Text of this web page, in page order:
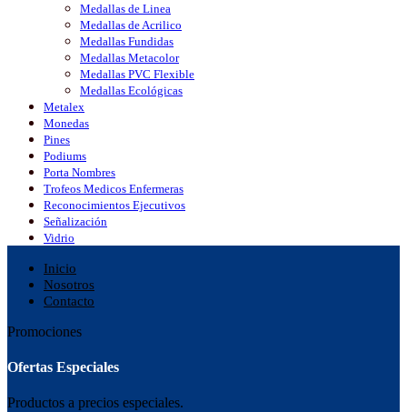
Medallas de Linea
Medallas de Acrilico
Medallas Fundidas
Medallas Metacolor
Medallas PVC Flexible
Medallas Ecológicas
Metalex
Monedas
Pines
Podiums
Porta Nombres
Trofeos Medicos Enfermeras
Reconocimientos Ejecutivos
Señalización
Vidrio
Inicio
Nosotros
Contacto
Promociones
Ofertas Especiales
Productos a precios especiales.